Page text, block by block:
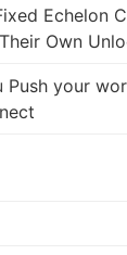
Echelon
Own
Push your